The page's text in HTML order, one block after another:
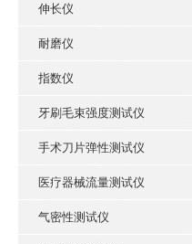
伸长仪
耐磨仪
指数仪
牙刷毛束强度测试仪
手术刀片弹性测试仪
医疗器械流量测试仪
气密性测试仪